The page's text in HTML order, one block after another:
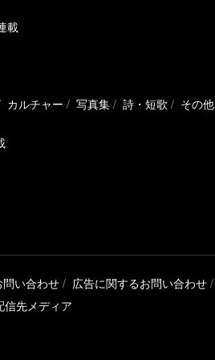
載
カルチャー 写真集 詩・短歌 その他
い合わせ 広告に関するお問い合わせ
信先メディア